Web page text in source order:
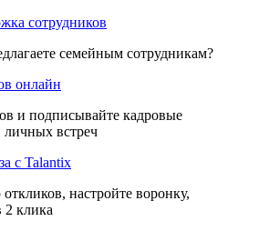
сотрудников
семейным сотрудникам?
онлайн
и подписывайте кадровые
личных встреч
с Talantix
настройте воронку,
2 клика